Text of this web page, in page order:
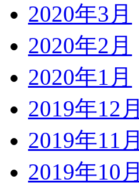
2020年3月
2020年2月
2020年1月
2019年12月
2019年11月
2019年10月